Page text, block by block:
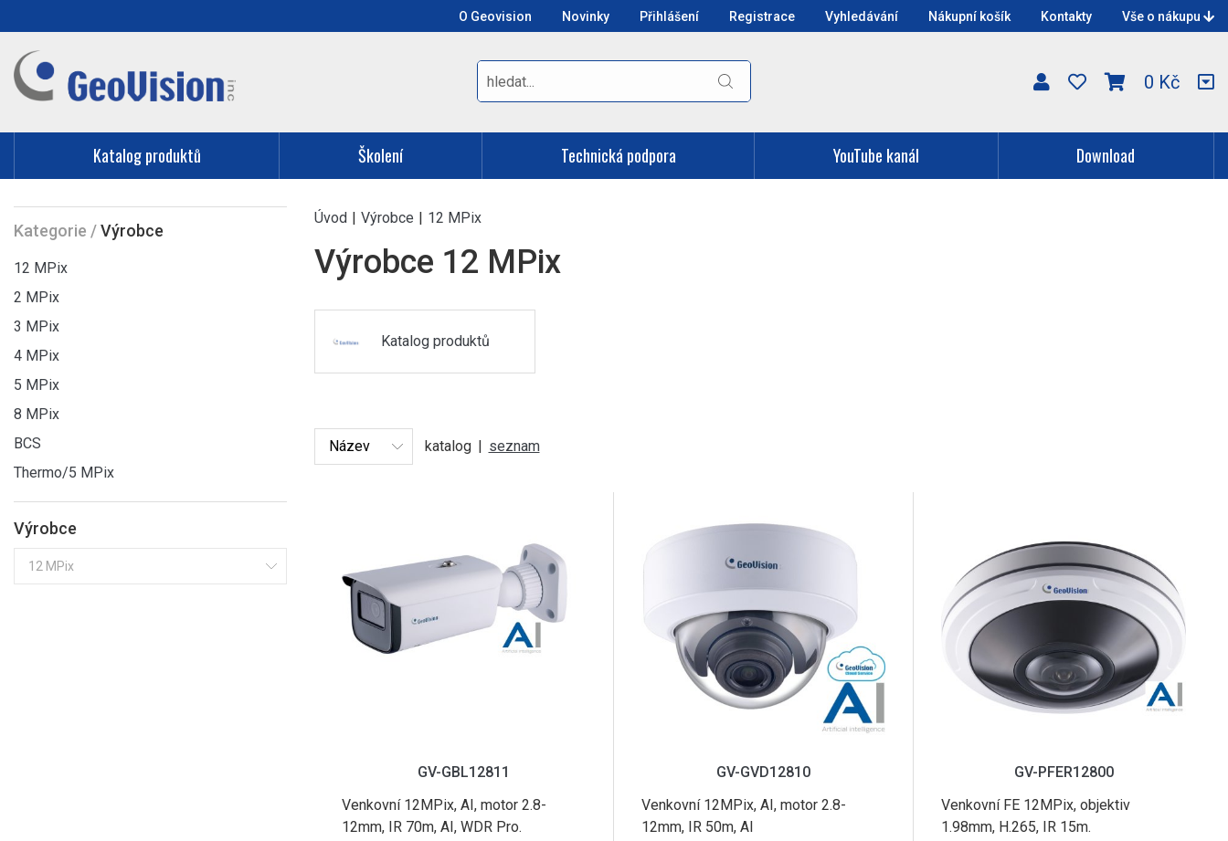
O Geovision Novinky Přihlášení Registrace Vyhledávání Nákupní košík Kontakty Vše o nákupu
0 Kč
Katalog produktů Školení Technická podpora YouTube kanál Download
Kategorie /Výrobce
12 MPix
2 MPix
3 MPix
4 MPix
5 MPix
8 MPix
BCS
Thermo/5 MPix
Výrobce
Úvod | Výrobce | 12 MPix
Výrobce 12 MPix
Katalog produktů
katalog | seznam
GV-GBL12811
Venkovní 12MPix, AI, motor 2.8-
12mm, IR 70m, AI, WDR Pro.
GV-GVD12810
Venkovní 12MPix, AI, motor 2.8-
12mm, IR 50m, AI
GV-PFER12800
Venkovní FE 12MPix, objektiv
1.98mm, H.265, IR 15m.